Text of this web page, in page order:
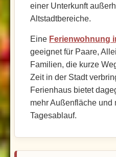
einer Unterkunft
Altstadtbereiche.
Eine Ferienwohnung
geeignet für Paare,
Familien, die kurze
Zeit in der Stadt
Ferienhaus bietet
mehr Außenfläche und
Tagesablauf.